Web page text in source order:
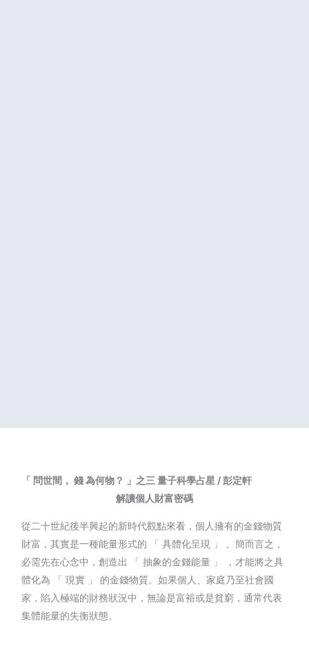
「 問世間，錢為何物？ 」之三量子科學占星 /彭定軒
解讀個人財富密碼
從二十世紀後半興起的新時代觀點來看，個人擁有的金錢物質
財富，其實是一種能量形式的 「 具體化呈現 」 。簡而言之，
必需先在心念中，創造出 「 抽象的金錢能量 」 ，才能將之具
體化為 「 現實 」 的金錢物質。如果個人、家庭乃至社會國
家，陷入極端的財務狀況中，無論是富裕或是貧窮，通常代表
集體能量的失衡狀態。